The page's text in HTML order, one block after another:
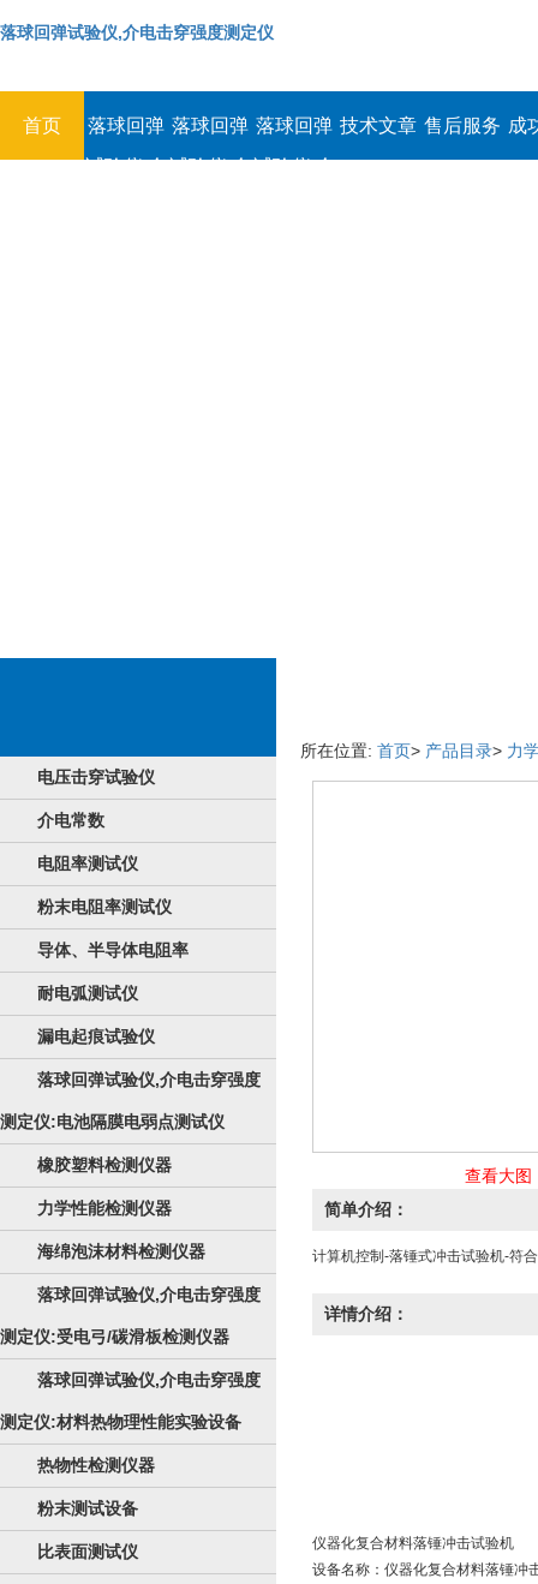
落球回弹试验仪,介电击穿强度测定仪
首页
落球回弹
试验仪,介
落球回弹
试验仪,介
落球回弹
试验仪,介
技术文章 售后服务 成
电压击穿试验仪
介电常数
电阻率测试仪
粉末电阻率测试仪
导体、半导体电阻率
耐电弧测试仪
漏电起痕试验仪
落球回弹试验仪,介电击穿强度
测定仪:电池隔膜电弱点测试仪
橡胶塑料检测仪器
力学性能检测仪器
海绵泡沫材料检测仪器
落球回弹试验仪,介电击穿强度
测定仪:受电弓/碳滑板检测仪器
落球回弹试验仪,介电击穿强度
测定仪:材料热物理性能实验设备
热物性检测仪器
粉末测试设备
比表面测试仪
所在位置: 首页> 产品目录> 力
查看大图
简单介绍：
计算机控制-落锤式冲击试验机-符
详情介绍：
仪器化复合材料落锤冲击试验机
设备名称：仪器化复合材料落锤冲